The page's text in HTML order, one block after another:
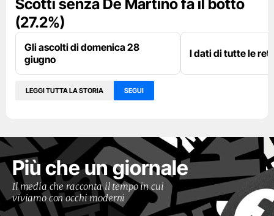
Scotti senza De Martino fa il botto
(27.2%)
Gli ascolti di domenica 28
giugno
I dati di tutte le
LEGGI TUTTA LA STORIA SEGUI
Più che un giornale
Il media che racconta il tempo in cui
viviamo con occhi moderni